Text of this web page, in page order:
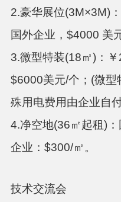
2.豪华展位(3M×3M)：
国外企业，$4000 美
3.微型特装(18㎡)： ￥
$6000美元/个；(微型
殊用电费用由企业自付
4.净空地(36㎡起租)：
企业：$300/㎡。
技术交流会